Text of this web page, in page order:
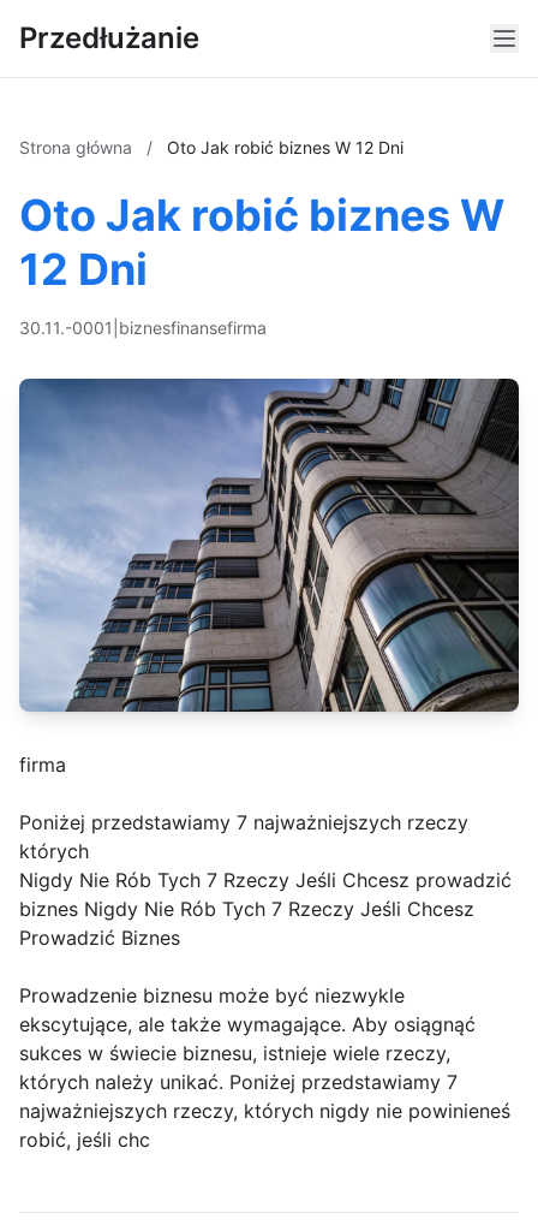
Przedłużanie
Strona główna / Oto Jak robić biznes W 12 Dni
Oto Jak robić biznes W
12 Dni
30.11.-0001 biznesfinansefirma
firma
Poniżej przedstawiamy 7 najważniejszych rzeczy
których
Nigdy Nie Rób Tych 7 Rzeczy Jeśli Chcesz prowadzić
biznes Nigdy Nie Rób Tych 7 Rzeczy Jeśli Chcesz
Prowadzić Biznes
Prowadzenie biznesu może być niezwykle
ekscytujące, ale także wymagające. Aby osiągnąć
sukces w świecie biznesu, istnieje wiele rzeczy,
których należy unikać. Poniżej przedstawiamy 7
najważniejszych rzeczy, których nigdy nie powinieneś
robić, jeśli chc